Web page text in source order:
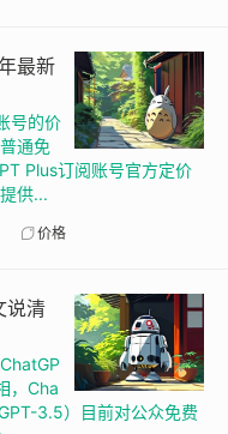
最新
号的价
通免
Plus订阅账号官方定价
供...
价格
说清
，Cha
3.5）目前对公众免费